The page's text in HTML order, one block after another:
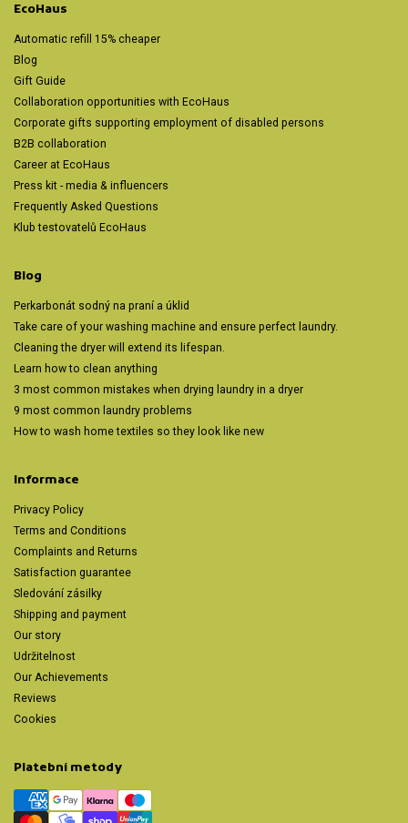
EcoHaus
Automatic refill 15% cheaper
Blog
Gift Guide
Collaboration opportunities with EcoHaus
Corporate gifts supporting employment of disabled persons
B2B collaboration
Career at EcoHaus
Press kit - media & influencers
Frequently Asked Questions
Klub testovatelů EcoHaus
Blog
Perkarbonát sodný na praní a úklid
Take care of your washing machine and ensure perfect laundry.
Cleaning the dryer will extend its lifespan.
Learn how to clean anything
3 most common mistakes when drying laundry in a dryer
9 most common laundry problems
How to wash home textiles so they look like new
Informace
Privacy Policy
Terms and Conditions
Complaints and Returns
Satisfaction guarantee
Sledování zásilky
Shipping and payment
Our story
Udržitelnost
Our Achievements
Reviews
Cookies
Platební metody